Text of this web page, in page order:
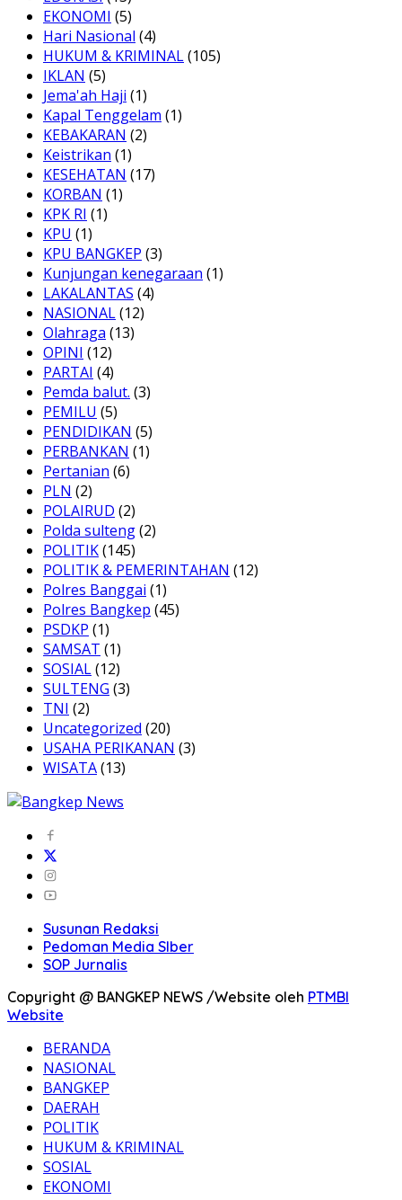
EKONOMI (5)
Hari Nasional (4)
HUKUM & KRIMINAL(105)
IKLAN (5)
Jema'ah Haji (1)
Kapal Tenggelam (1)
KEBAKARAN (2)
Keistrikan (1)
KESEHATAN (17)
KORBAN (1)
KPK RI (1)
KPU (1)
KPU BANGKEP (3)
Kunjungan kenegaraan (1)
LAKALANTAS (4)
NASIONAL(12)
Olahraga (13)
OPINI (12)
PARTAI (4)
Pemda balut. (3)
PEMILU (5)
PENDIDIKAN (5)
PERBANKAN (1)
Pertanian (6)
PLN (2)
POLAIRUD (2)
Polda sulteng(2)
POLITIK(145)
POLITIK & PEMERINTAHAN (12)
Polres Banggai (1)
Polres Bangkep (45)
PSDKP (1)
SAMSAT (1)
SOSIAL(12)
SULTENG (3)
TNI (2)
Uncategorized (20)
USAHA PERIKANAN (3)
WISATA(13)
Susunan Redaksi
Pedoman Media SIber
SOP Jurnalis
Copyright @ BANGKEP NEWS /Website oleh PTMBI
Website
BERANDA
NASIONAL
BANGKEP
DAERAH
POLITIK
HUKUM & KRIMINAL
SOSIAL
EKONOMI